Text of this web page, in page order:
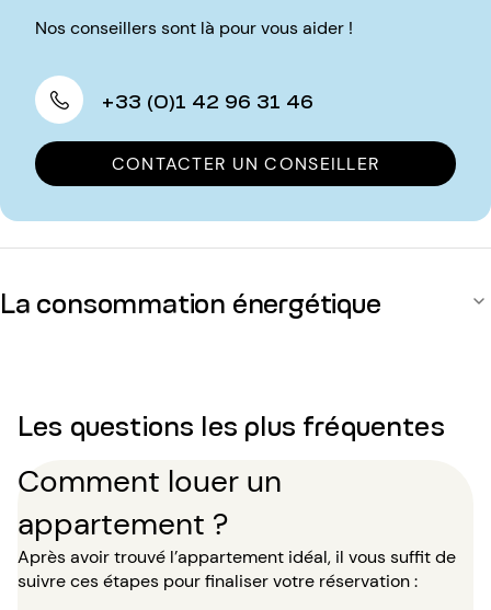
Nos conseillers sont là pour vous aider !
+33 (0)1 42 96 31 46
CONTACTER UN CONSEILLER
La consommation énergétique
Les questions les plus fréquentes
Comment louer un
appartement ?
Après avoir trouvé l’appartement idéal, il vous suffit de
suivre ces étapes pour finaliser votre réservation :